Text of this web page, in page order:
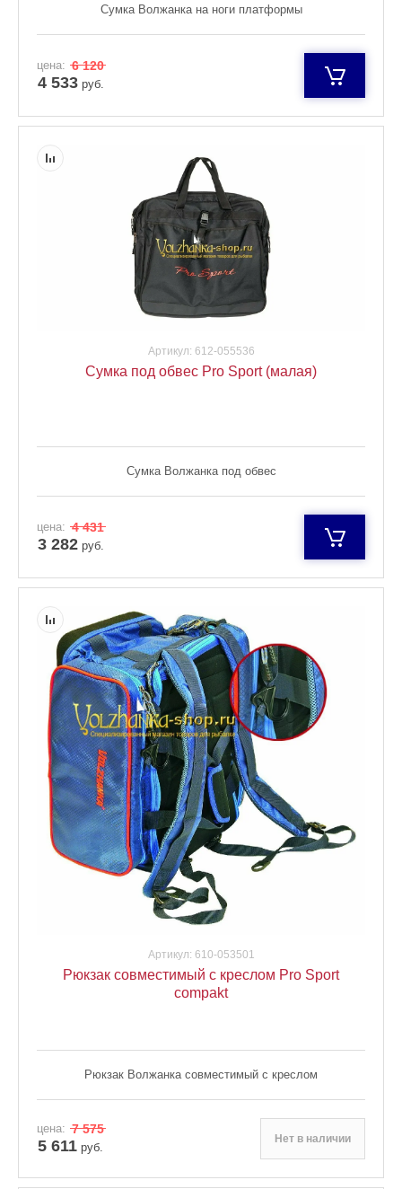
Сумка Волжанка на ноги платформы
цена: 6 120
4 533руб.
Артикул: 612-055536
Сумка под обвес Pro Sport (малая)
Сумка Волжанка под обвес
цена: 4 431
3 282руб.
Артикул: 610-053501
Рюкзак совместимый с креслом Pro Sport
compakt
Рюкзак Волжанка совместимый с креслом
цена: 7 575
5 611 руб.
Нет в наличии